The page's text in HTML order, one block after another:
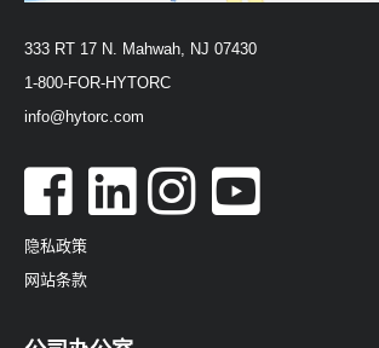
333 RT 17 N. Mahwah, NJ 07430
1-800-FOR-HYTORC
info@hytorc.com
隐私政策
网站条款